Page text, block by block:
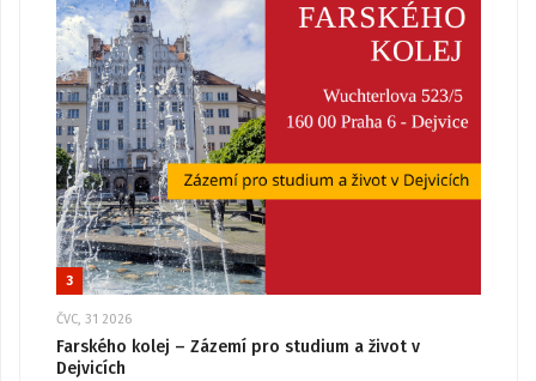
3
ČVC, 31 2026
Farského kolej – Zázemí pro studium a život v
Dejvicích